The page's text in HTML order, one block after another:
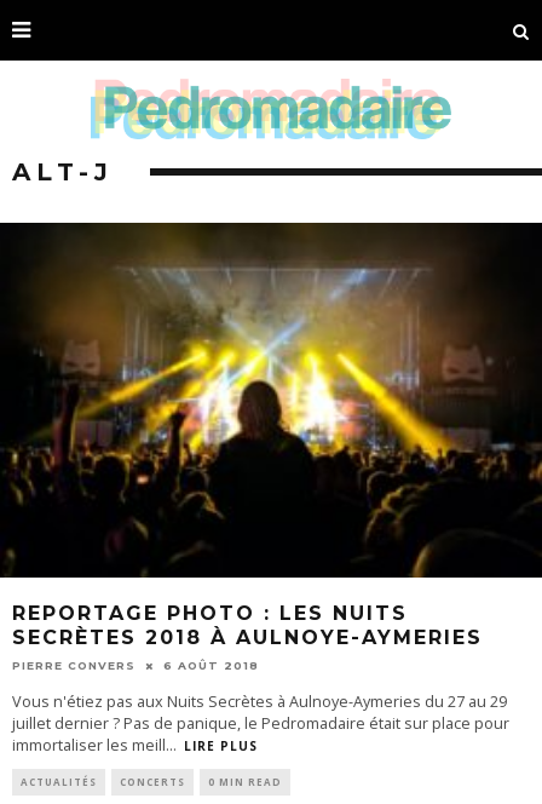
ALT-J
REPORTAGE PHOTO : LES NUITS
SECRÈTES 2018 À AULNOYE-AYMERIES
PIERRE CONVERS 6 AOÛT 2018
Vous n'étiez pas aux Nuits Secrètes à Aulnoye-Aymeries du 27 au 29
juillet dernier ? Pas de panique, le Pedromadaire était sur place pour
immortaliser les meill... LIRE PLUS
ACTUALITÉS CONCERTS 0 MIN READ